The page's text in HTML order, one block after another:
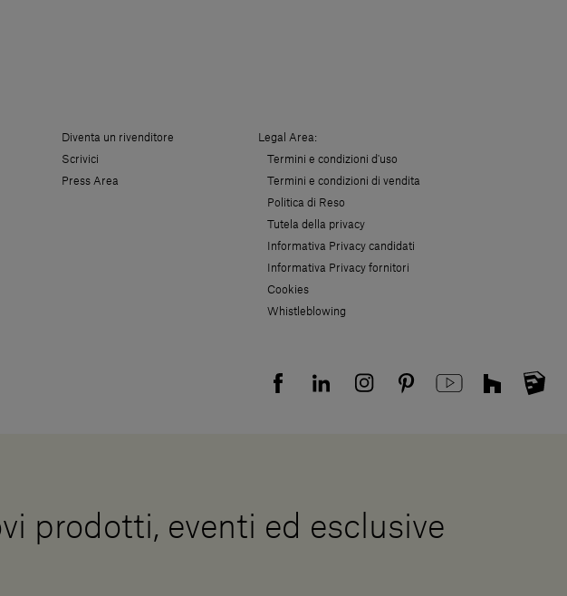
Diventa un rivenditore
Scrivici
Press Area
Legal Area:
Termini e condizioni d'uso
Termini e condizioni di vendita
Politica di Reso
Tutela della privacy
Informativa Privacy candidati
Informativa Privacy fornitori
Cookies
Whistleblowing
prodotti, eventi ed esclusive